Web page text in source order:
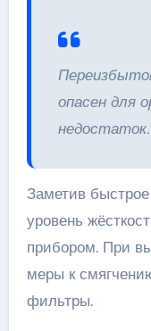
опасен для
недостаток.
Заметив
уровень
прибором. При
меры к
фильтры.